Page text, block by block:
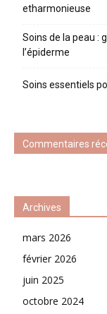
etharmonieuse
Soins de la peau :
l’épiderme
Soins essentiels
Commentaires
Archives
mars 2026
février 2026
juin 2025
octobre 2024